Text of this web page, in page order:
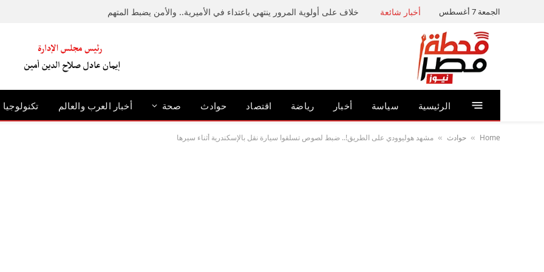
الجمعة 7 أغسطس أخبار شائعة خلاف على أولوية المرور ينتهي باعتداء في الأميرية.. والأمن يضبط المتهم
الرئيسية سياسة أخبار رياضة اقتصاد حوادث صحة أخبار العرب والعالم تكنولوجيا
Home
» حوادث » مشهد هوليوودي على الطريق!.. ضبط لصوص تسلقوا سيارة نقل بالإسكندرية أثناء سيرها